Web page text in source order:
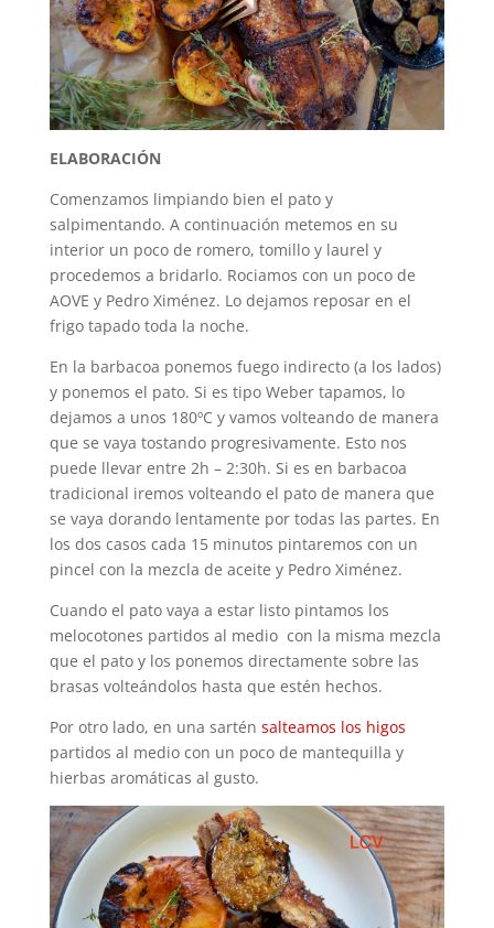
ELABORACIÓN
Comenzamos limpiando bien el pato y
salpimentando. A continuación metemos en su
interior un poco de romero, tomillo y laurel y
procedemos a bridarlo. Rociamos con un poco de
AOVE y Pedro Ximénez. Lo dejamos reposar en el
frigo tapado toda la noche.
En la barbacoa ponemos fuego indirecto (a los lados)
y ponemos el pato. Si es tipo Weber tapamos, lo
dejamos a unos 180ºC y vamos volteando de manera
que se vaya tostando progresivamente. Esto nos
puede llevar entre 2h – 2:30h. Si es en barbacoa
tradicional iremos volteando el pato de manera que
se vaya dorando lentamente por todas las partes. En
los dos casos cada 15 minutos pintaremos con un
pincel con la mezcla de aceite y Pedro Ximénez.
Cuando el pato vaya a estar listo pintamos los
melocotones partidos al medio con la misma mezcla
que el pato y los ponemos directamente sobre las
brasas volteándolos hasta que estén hechos.
Por otro lado, en una sartén salteamos los higos
partidos al medio con un poco de mantequilla y
hierbas aromáticas al gusto.